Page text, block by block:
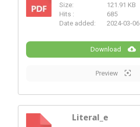
PDF
Size:
121.91 KB
Hits :
685
Date added:
2024-03-06
Download
Preview
Literal_e